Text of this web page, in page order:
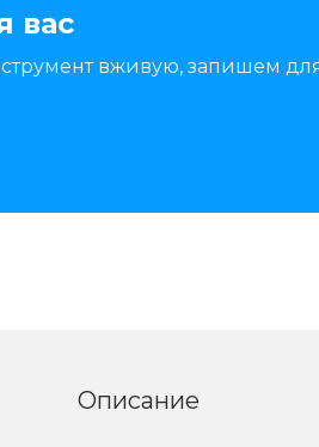
вас
вживую, запишем
Описание